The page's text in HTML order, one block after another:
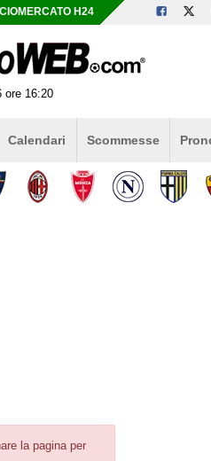
la pagina per
H24
ore 16:20
Calendari Scommesse